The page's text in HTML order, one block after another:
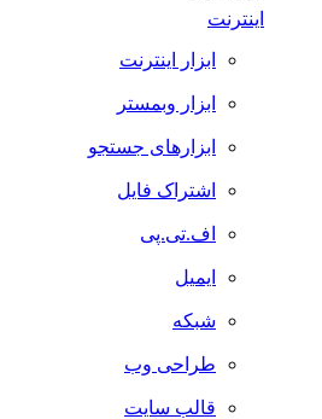
اینترنت
ابزار اینترنت
ابزار وبمستر
ابزارهای جستجو
اشتراک فایل
اف.تی.پی
ایمیل
شبکه
طراحی وب
قالب سایت